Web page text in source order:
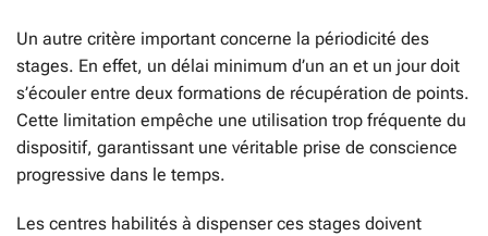
Un autre critère important concerne la périodicité des
stages. En effet, un délai minimum d’un an et un jour doit
s’écouler entre deux formations de récupération de points.
Cette limitation empêche une utilisation trop fréquente du
dispositif, garantissant une véritable prise de conscience
progressive dans le temps.
Les centres habilités à dispenser ces stages doivent